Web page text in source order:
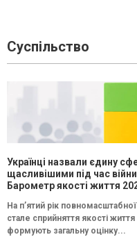
Суспільство
Українці назвали єдину
щасливішими під час
Барометр якості життя
На п’ятий рік
стале сприйняття якості
формують загальну оцінку...